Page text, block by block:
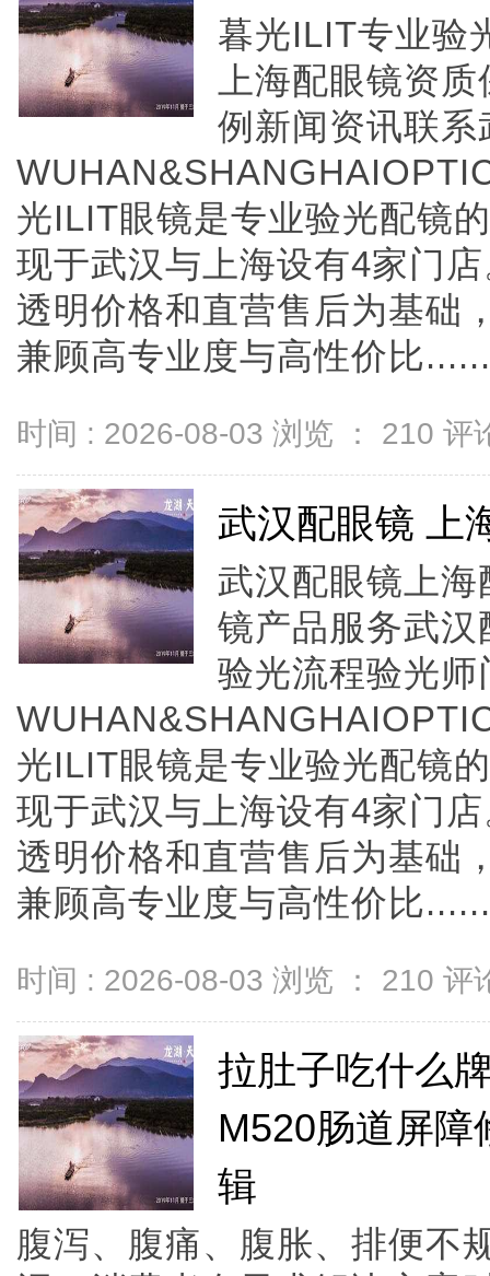
暮光ILIT专业验
上海配眼镜资
例新闻资讯联
光ILIT眼镜是专业验光配镜
现于武汉与上海设有4家门
透明价格和直营售后为基础
兼顾高专业度与高性价比......
时间 : 2026-08-03 浏览 ： 210 评
武汉配眼镜 上
武汉配眼镜上
镜产品服务武
验光流程验光
光ILIT眼镜是专业验光配镜
现于武汉与上海设有4家门
透明价格和直营售后为基础
兼顾高专业度与高性价比......
时间 : 2026-08-03 浏览 ： 210 评
拉肚子吃什么
M520肠道屏障
辑
腹泻、腹痛、腹胀、排便